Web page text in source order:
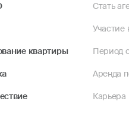
квартиры
Стать
Участие
Период
Аренда
Карьера